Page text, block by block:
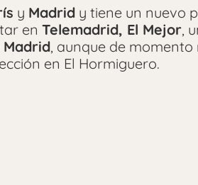
y Madrid y tiene un nuevo
en Telemadrid, El Mejor,
Madrid, aunque de momento
en El Hormiguero.